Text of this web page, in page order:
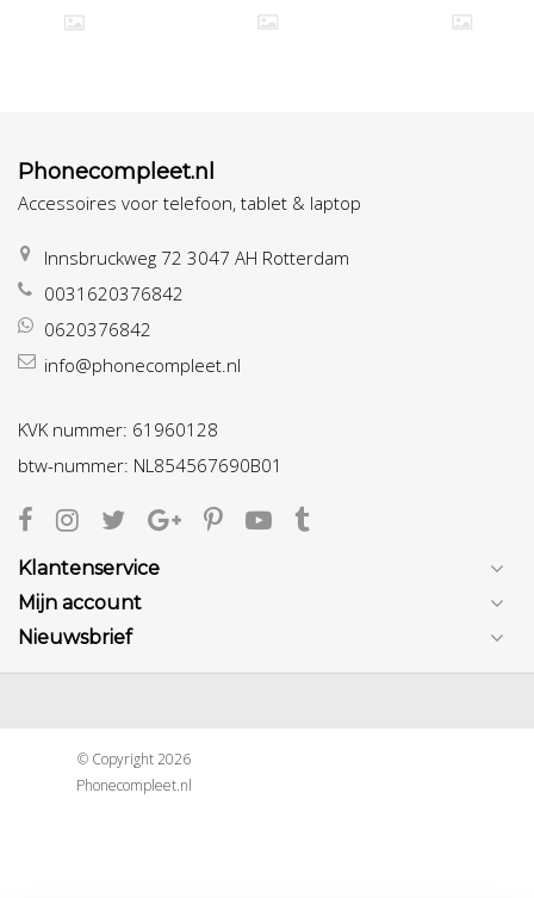
Phonecompleet.nl
Accessoires voor telefoon, tablet & laptop
Innsbruckweg 72 3047 AH Rotterdam
0031620376842
0620376842
info@phonecompleet.nl
KVK nummer: 61960128
btw-nummer: NL854567690B01
Klantenservice
Mijn account
Nieuwsbrief
© Copyright 2026
Phonecompleet.nl